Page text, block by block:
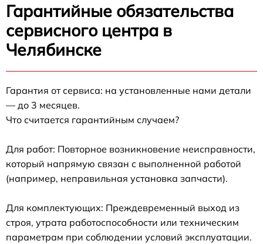
Гарантийные обязательства
сервисного центра в
Челябинске
Гарантия от сервиса: на установленные нами детали
— до 3 месяцев.
Что считается гарантийным случаем?
Для работ: Повторное возникновение неисправности,
который напрямую связан с выполненной работой
(например, неправильная установка запчасти).
Для комплектующих: Преждевременный выход из
строя, утрата работоспособности или техническим
параметрам при соблюдении условий эксплуатации.